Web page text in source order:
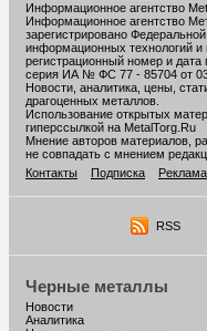
Информационное агентство
Информационное агентство
зарегистрировано
информационных технологий
регистрационный номер и дата
серия ИА № ФС 77 - 85704 от 03
Новости, аналитика, цены,
драгоценных металлов.
Использование открытых
гиперссылкой на MetalTorg.Ru
Мнение авторов материалов,
не совпадать с мнением
Контакты
Подписка Реклама
RSS
Черные металлы
Новости
Аналитика